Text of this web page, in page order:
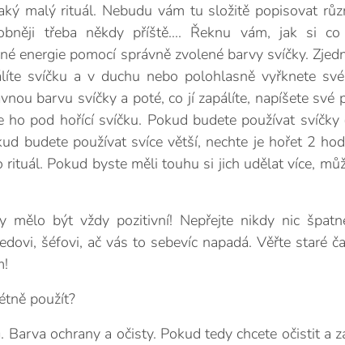
malý rituál. Nebudu vám tu složitě popisovat
třeba někdy příště.... Řeknu vám, jak si co
energie pomocí správně zvolené barvy svíčky.
svíčku a v duchu nebo polohlasně vyřknete
barvu svíčky a poté, co jí zapálíte, napíšete své
ho pod hořící svíčku. Pokud budete používat svíčky
budete používat svíce větší, nechte je hořet 2
rituál. Pokud byste měli touhu si jich udělat více,
mělo být vždy pozitivní! Nepřejte nikdy nic
šéfovi, ač vás to sebevíc napadá. Věřte staré
použít?
Barva ochrany a očisty. Pokud tedy chcete očistit a